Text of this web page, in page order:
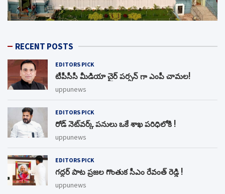
RECENT POSTS
EDITORS PICK
టీపీసీసీ మీడియా చైర్ పర్సన్ గా ఎంపీ చామల!
uppunews
EDITORS PICK
రోడ్ నెట్‌వర్క్‌ పనులు ఒకే శాఖ పరిధిలోకి !
uppunews
EDITORS PICK
గద్దర్ పాట ప్రజల గొంతుక సీఎం రేవంత్ రెడ్డి !
uppunews